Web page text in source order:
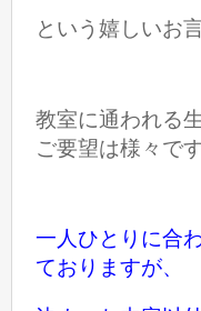
という嬉しいお
教室に通われる
ご要望は様々です
一人ひとりに合
ておりますが、